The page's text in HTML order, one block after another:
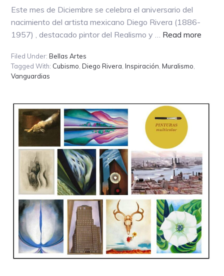
Este mes de Diciembre se celebra el aniversario del
nacimiento del artista mexicano Diego Rivera (1886-
1957) , destacado pintor del Realismo y … Read more
Filed Under:Bellas Artes
Tagged With: Cubismo ,Diego Rivera ,Inspiración ,Muralismo
Vanguardias